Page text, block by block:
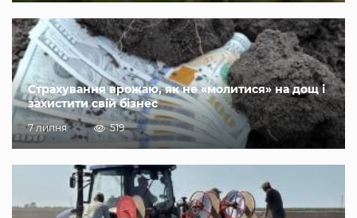
Страхування врожаю, як не «молитися» на дощ і
захистити свій бізнес
7 липня 519